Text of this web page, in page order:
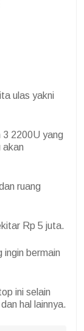
ulas yakni
3 2200U yang
akan
ruang
Rp 5 juta.
ingin bermain
ini selain
hal lainnya.